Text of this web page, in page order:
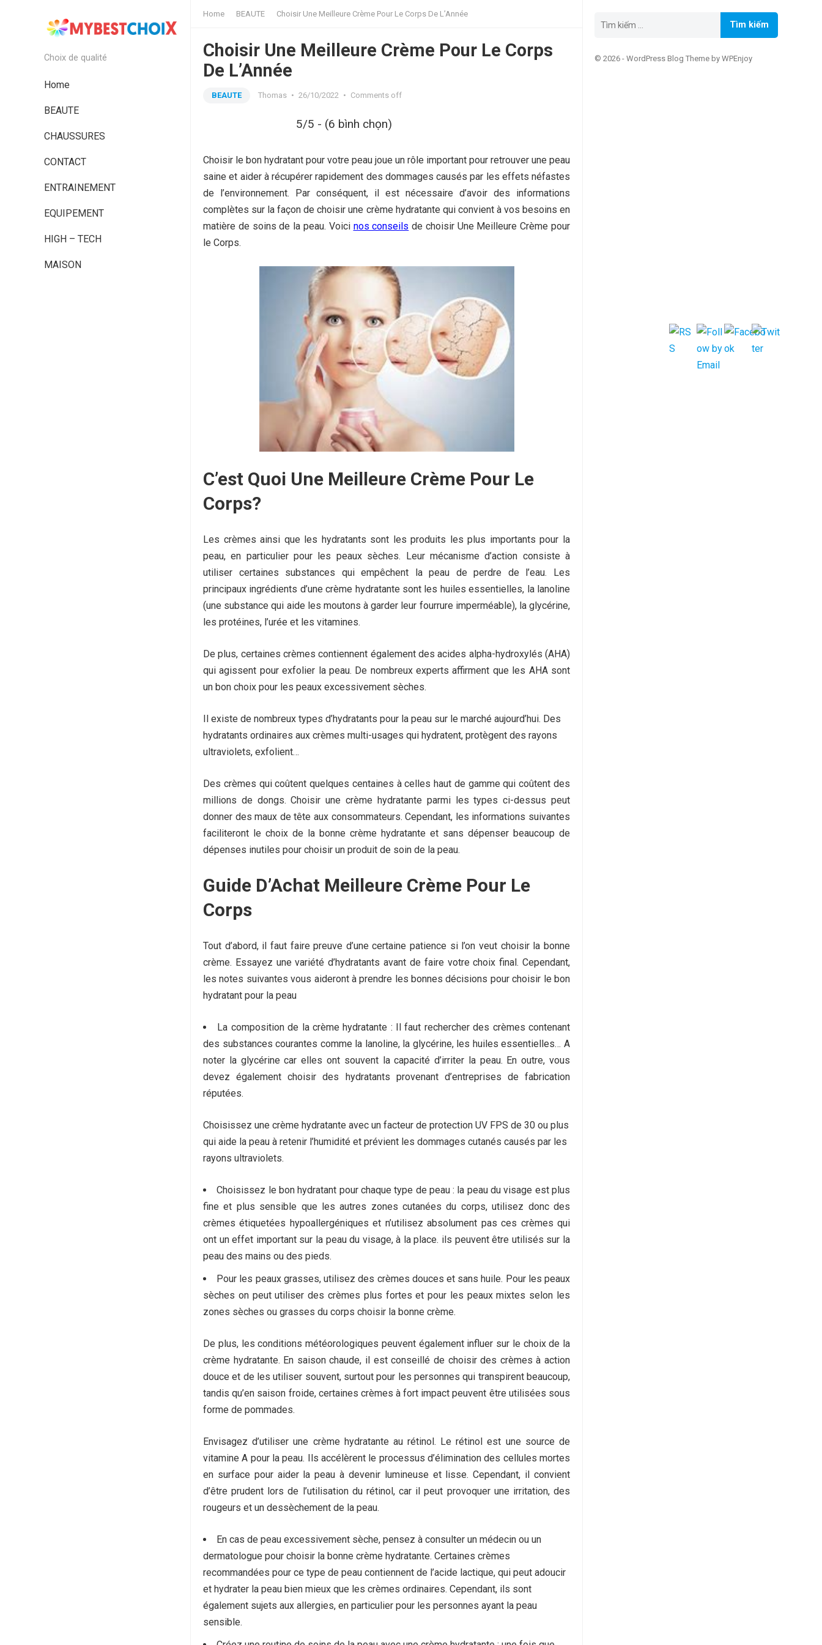
Choix de qualité
Home
BEAUTE
CHAUSSURES
CONTACT
ENTRAINEMENT
EQUIPEMENT
HIGH – TECH
MAISON
Home BEAUTE Choisir Une Meilleure Crème Pour Le Corps De L’Année
Choisir Une Meilleure Crème Pour Le Corps
De L’Année
BEAUTE Thomas • 26/10/2022 • Comments off
5/5 - (6 bình chọn)
Choisir le bon hydratant pour votre peau joue un rôle important pour retrouver une peau
saine et aider à récupérer rapidement des dommages causés par les effets néfastes
de l’environnement.
Par conséquent, il est nécessaire d’avoir des informations
complètes sur la façon de choisir une crème hydratante qui convient à vos besoins en
matière de soins de la peau. Voici nos conseils de choisir Une Meilleure Crème pour
le Corps.
C’est Quoi Une Meilleure Crème Pour Le
Corps?
Les crèmes ainsi que les hydratants sont les produits les plus importants pour la
peau, en particulier pour les peaux sèches. Leur mécanisme d’action consiste à
utiliser certaines substances qui empêchent la peau de perdre de l’eau.
Les
principaux ingrédients d’une crème hydratante sont les huiles essentielles, la lanoline
(une substance qui aide les moutons à garder leur fourrure imperméable), la glycérine,
les protéines, l’urée et les vitamines.
De plus, certaines crèmes contiennent également des acides alpha-hydroxylés (AHA)
qui agissent pour exfolier la peau. De nombreux experts affirment que les AHA sont
un bon choix pour les peaux excessivement sèches.
Il existe de nombreux types d’hydratants pour la peau sur le marché aujourd’hui. Des
hydratants ordinaires aux crèmes multi-usages qui hydratent, protègent des rayons
ultraviolets, exfolient…
Des crèmes qui coûtent quelques centaines à celles haut de gamme qui coûtent des
millions de dongs. Choisir une crème hydratante parmi les types ci-dessus peut
donner des maux de tête aux consommateurs. Cependant, les informations suivantes
faciliteront le choix de la bonne crème hydratante et sans dépenser beaucoup de
dépenses inutiles pour choisir un produit de soin de la peau.
Guide D’Achat Meilleure Crème Pour Le
Corps
Tout d’abord, il faut faire preuve d’une certaine patience si l’on veut choisir la bonne
crème. Essayez une variété d’hydratants avant de faire votre choix final. Cependant,
les notes suivantes vous aideront à prendre les bonnes décisions pour choisir le bon
hydratant pour la peau
La composition de la crème hydratante : Il faut rechercher des crèmes contenant
des substances courantes comme la lanoline, la glycérine, les huiles essentielles… A
noter la glycérine car elles ont souvent la capacité d’irriter la peau. En outre, vous
devez également choisir des hydratants provenant d’entreprises de fabrication
réputées.
Choisissez une crème hydratante avec un facteur de protection UV FPS de 30 ou plus
qui aide la peau à retenir l’humidité et prévient les dommages cutanés causés par les
rayons ultraviolets.
Choisissez le bon hydratant pour chaque type de peau : la peau du visage est plus
fine et plus sensible que les autres zones cutanées du corps, utilisez donc des
crèmes étiquetées hypoallergéniques et n’utilisez absolument pas ces crèmes qui
ont un effet important sur la peau du visage, à la place. ils peuvent être utilisés sur la
peau des mains ou des pieds.
Pour les peaux grasses, utilisez des crèmes douces et sans huile. Pour les peaux
sèches on peut utiliser des crèmes plus fortes et pour les peaux mixtes selon les
zones sèches ou grasses du corps choisir la bonne crème.
De plus, les conditions météorologiques peuvent également influer sur le choix de la
crème hydratante. En saison chaude, il est conseillé de choisir des crèmes à action
douce et de les utiliser souvent, surtout pour les personnes qui transpirent beaucoup,
tandis qu’en saison froide, certaines crèmes à fort impact peuvent être utilisées sous
forme de pommades.
Envisagez d’utiliser une crème hydratante au rétinol. Le rétinol est une source de
vitamine A pour la peau. Ils accélèrent le processus d’élimination des cellules mortes
en surface pour aider la peau à devenir lumineuse et lisse. Cependant, il convient
d’être prudent lors de l’utilisation du rétinol, car il peut provoquer une irritation, des
rougeurs et un dessèchement de la peau.
En cas de peau excessivement sèche, pensez à consulter un médecin ou un
dermatologue pour choisir la bonne crème hydratante. Certaines crèmes
recommandées pour ce type de peau contiennent de l’acide lactique, qui peut adoucir
et hydrater la peau bien mieux que les crèmes ordinaires. Cependant, ils sont
également sujets aux allergies, en particulier pour les personnes ayant la peau
sensible.
kiếm
© 2026 - WordPress Blog Theme by WPEnjoy